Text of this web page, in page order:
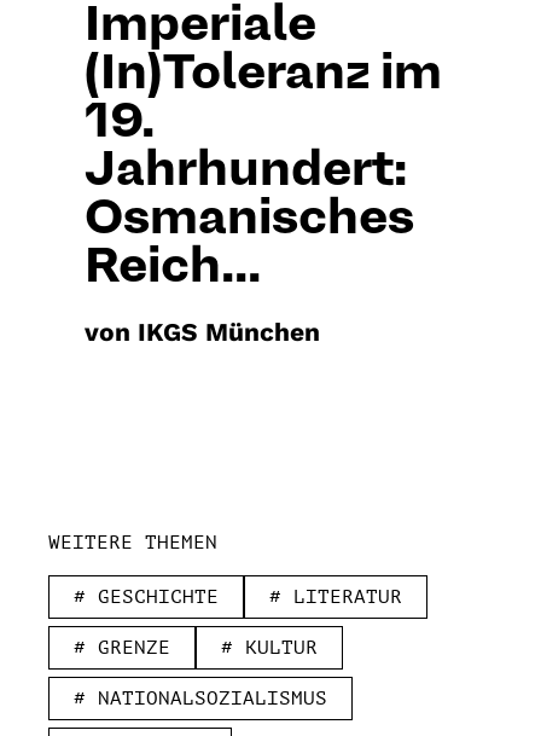
Imperiale
(In)Toleranz im
19.
Jahrhundert:
Osmanisches
Reich...
von IKGS München
WEITERE THEMEN
# GESCHICHTE # LITERATUR
# GRENZE # KULTUR
# NATIONALSOZIALISMUS